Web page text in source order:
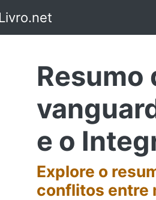
Resumo
e o
Explore o
conflitos entre